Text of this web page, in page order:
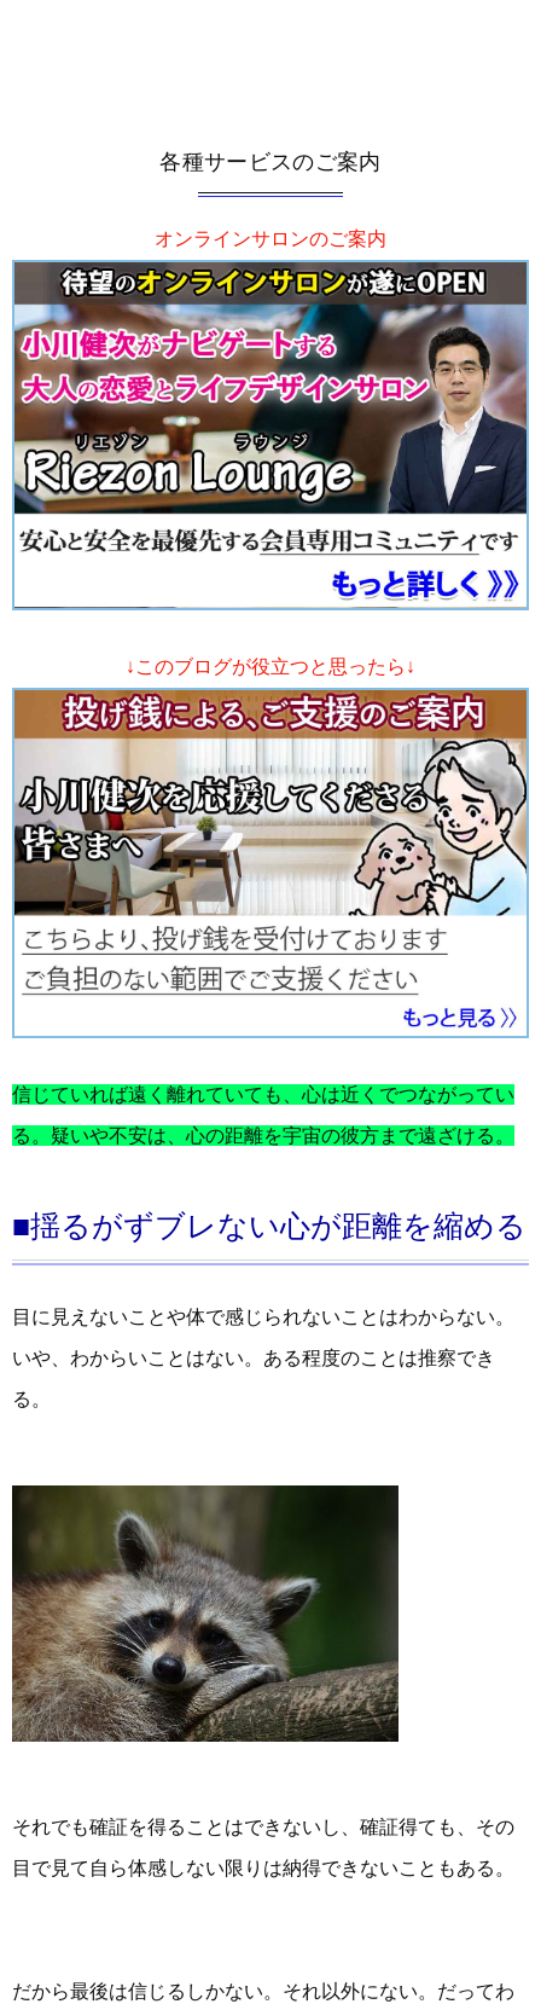
各種サービスのご案内
オンラインサロンのご案内
↓このブログが役立つと思ったら↓
信じていれば遠く離れていても、心は近くでつながってい
る。疑いや不安は、心の距離を宇宙の彼方まで遠ざける。
■揺るがずブレない心が距離を縮める
目に見えないことや体で感じられないことはわからない。
いや、わからいことはない。ある程度のことは推察でき
る。
それでも確証を得ることはできないし、確証得ても、その
目で見て自ら体感しない限りは納得できないこともある。
だから最後は信じるしかない。それ以外にない。だってわ